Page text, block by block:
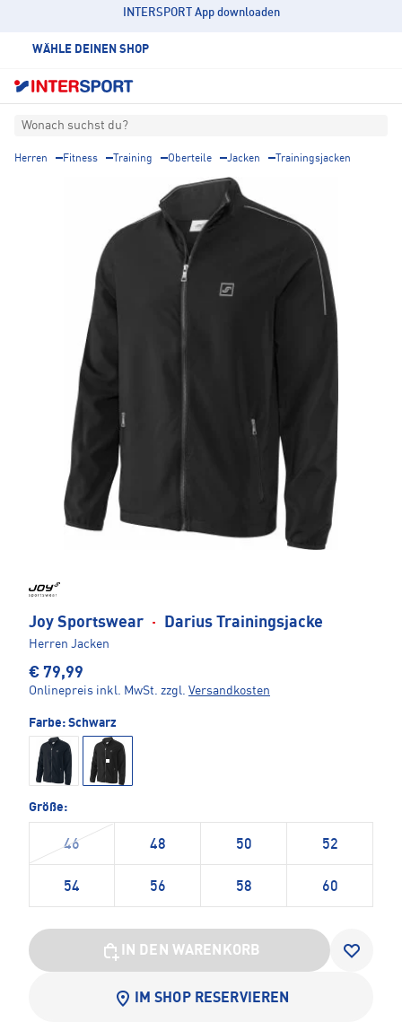
INTERSPORT App downloaden
WÄHLE DEINEN SHOP
Wonach suchst du?
Herren Fitness Training Oberteile Jacken Trainingsjacken
Joy Sportswear · Darius Trainingsjacke
Herren Jacken
€ 79,99
Onlinepreis inkl. MwSt. zzgl. Versandkosten
Farbe: Schwarz
Größe:
46 48 50 52
54 56 58 60
IN DEN WARENKORB
IM SHOP RESERVIEREN